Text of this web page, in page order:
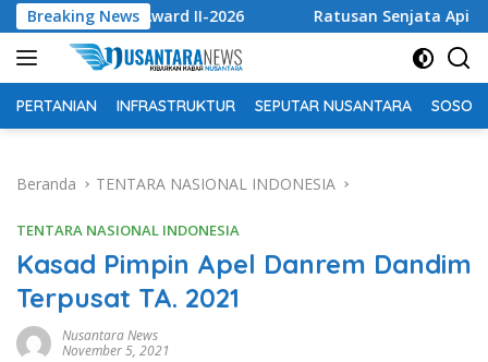
Langsung
ke
konten
Breaking News
Award II-2026 Ratusan Senjata Api dan Narkoba
PERTANIAN INFRASTRUKTUR SEPUTAR NUSANTARA SOSOK
Beranda TENTARA NASIONAL INDONESIA
TENTARA NASIONAL INDONESIA
Kasad Pimpin Apel Danrem Dandim
Terpusat TA. 2021
Nusantara News
November 5, 2021